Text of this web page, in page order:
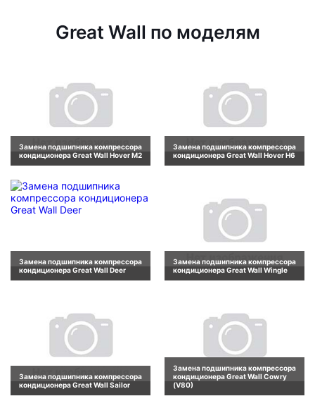
Great Wall по моделям
Замена подшипника компрессора
кондиционера Great Wall Hover M2
Замена подшипника компрессора
кондиционера Great Wall Hover H6
Замена подшипника компрессора
кондиционера Great Wall Deer
Замена подшипника компрессора
кондиционера Great Wall Wingle
Замена подшипника компрессора
кондиционера Great Wall Sailor
Замена подшипника компрессора
кондиционера Great Wall Cowry
(V80)